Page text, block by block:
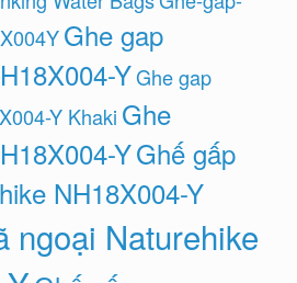
Ghe gap
YGhe gap
Y Khaki Ghe
YGhế gấp
NH18X004-Y
ngoại Naturehike